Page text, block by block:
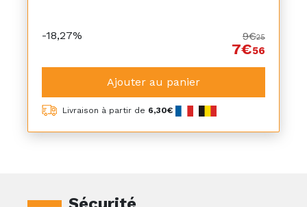
-18,27% 9€25
7€56
Ajouter au panier
Livraison à partir de 6,30€